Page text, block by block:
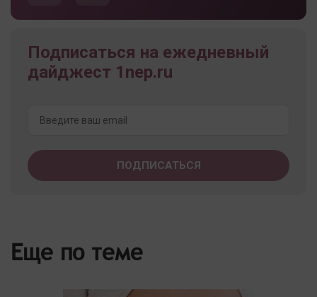
Подписаться на ежедневный
дайджест 1nep.ru
Еще по теме